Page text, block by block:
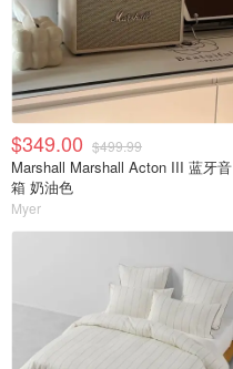
$349.00 $499.99
Marshall Marshall Acton III 蓝牙音
箱 奶油色
Myer